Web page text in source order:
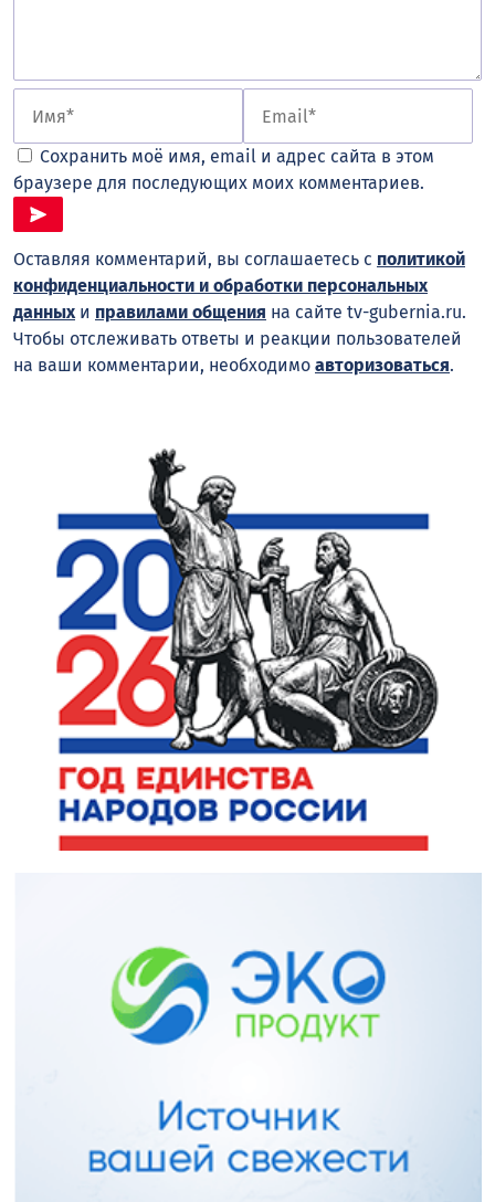
Сохранить моё имя, email и адрес сайта в этом
браузере для последующих моих комментариев.
Оставляя комментарий, вы соглашаетесь с политикой
конфиденциальности и обработки персональных
данныхи правилами общения на сайте tv-gubernia.ru.
Чтобы отслеживать ответы и реакции пользователей
на ваши комментарии, необходимо авторизоваться.